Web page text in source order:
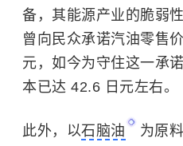
备，其能源产业的脆弱
曾向民众承诺汽油零售
元，如今为守住这一承
本已达 42.6 日元左右。
此外，以石脑油
为原